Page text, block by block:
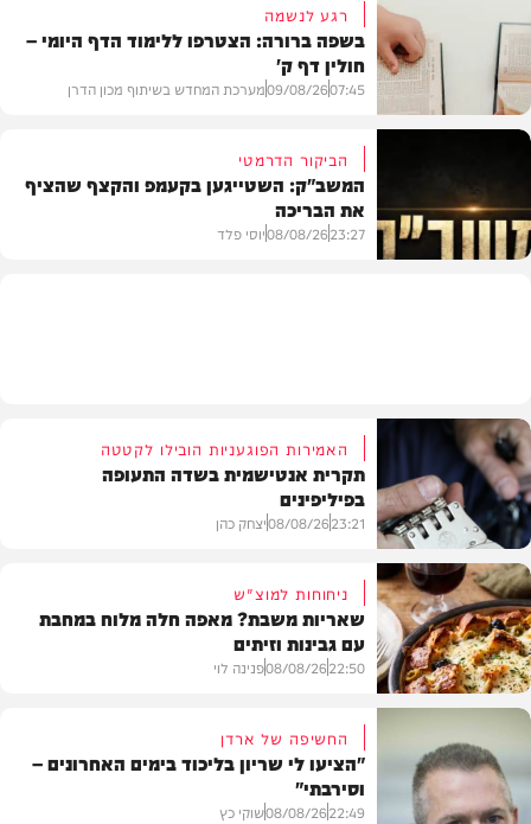
חדשות
בית המדרש
רגע לנשמה
בשפה ברורה: הצטרפו ללימוד הדף היומי –
חולין דף ק'
07:45
09/08/26מערכת המחדש בשיתוף מכון הדרן
הביקור הדרמטי
המשב"ק: השטייגען בקעמפ והקצף שהציף
את הבריכה
23:27
08/08/26יוסי פלד
חדשות
האמירות הפוגעניות הובילו לקטטה
תקרית אנטישמית בשדה התעופה
בפיליפינים
23:21
08/08/26יצחק כהן
מתכונים
ניחוחות למוצ"ש
שאריות משבת? מאפה חלה מלוח במחבת
עם גבינות וזיתים
22:50
08/08/26פנינה לוי
החשיפה של ארדן
"הציעו לי שריון בליכוד בימים האחרונים –
וסירבתי"
22:49
08/08/26שוקי כץ